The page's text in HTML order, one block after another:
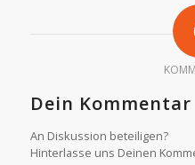
Dein Kommentar
An Diskussion beteiligen?
Hinterlasse uns Deinen